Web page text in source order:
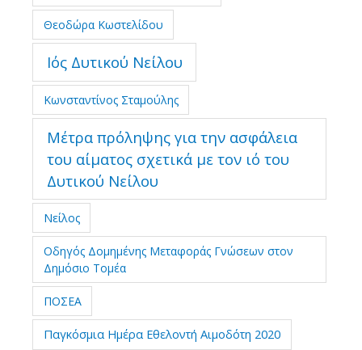
Θεοδώρα Κωστελίδου
Ιός Δυτικού Νείλου
Κωνσταντίνος Σταμούλης
Μέτρα πρόληψης για την ασφάλεια
του αίματος σχετικά με τον ιό του
Δυτικού Νείλου
Νείλος
Οδηγός Δομημένης Μεταφοράς Γνώσεων στον
Δημόσιο Τομέα
ΠΟΣΕΑ
Παγκόσμια Ημέρα Εθελοντή Αιμοδότη 2020